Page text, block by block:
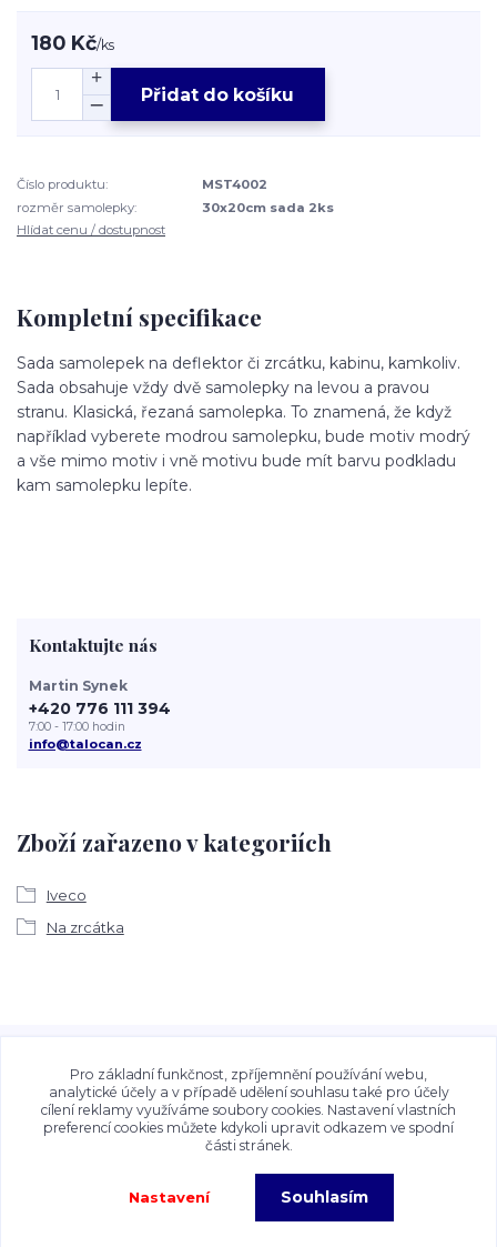
180 Kč/ks
Přidat do košíku
Číslo produktu:
MST4002
rozměr samolepky:
30x20cm sada 2ks
Hlídat cenu / dostupnost
Kompletní specifikace
Sada samolepek na deflektor či zrcátku, kabinu, kamkoliv.
Sada obsahuje vždy dvě samolepky na levou a pravou
stranu. Klasická, řezaná samolepka. To znamená, že když
například vyberete modrou samolepku, bude motiv modrý
a vše mimo motiv i vně motivu bude mít barvu podkladu
kam samolepku lepíte.
Zboží zařazeno v kategoriích
Iveco
Na zrcátka
Kontaktujte nás
Martin Synek
+420 776 111 394
7:00 - 17:00 hodin
info@talocan.cz
obsah zveřejněný na stránkách Talocan.cz a
CeskeSamolepky.cz jsou chráněny autorským právem. Jejich
použití bez předchozího písemného souhlasu provozovatele
je zakázáno.
Pro základní funkčnost, zpříjemnění používání webu,
analytické účely a v případě udělení souhlasu také pro účely
cílení reklamy využíváme soubory cookies. Nastavení vlastních
preferencí cookies můžete kdykoli upravit odkazem ve spodní
části stránek.
Nastavení Souhlasím